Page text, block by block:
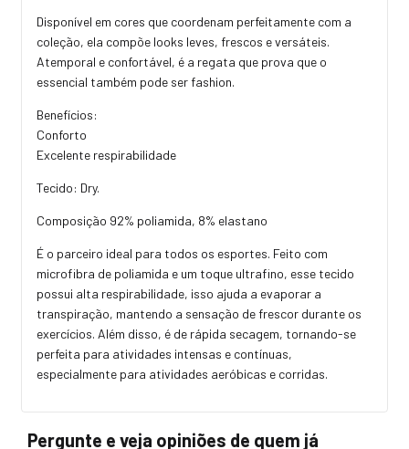
Disponível em cores que coordenam perfeitamente com a
coleção, ela compõe looks leves, frescos e versáteis.
Atemporal e confortável, é a regata que prova que o
essencial também pode ser fashion.
Benefícios:
Conforto
Excelente respirabilidade
Tecido: Dry.
Composição 92% poliamida, 8% elastano
É o parceiro ideal para todos os esportes. Feito com
microfibra de poliamida e um toque ultrafino, esse tecido
possui alta respirabilidade, isso ajuda a evaporar a
transpiração, mantendo a sensação de frescor durante os
exercícios. Além disso, é de rápida secagem, tornando-se
perfeita para atividades intensas e contínuas,
especialmente para atividades aeróbicas e corridas.
Pergunte e veja opiniões de quem já